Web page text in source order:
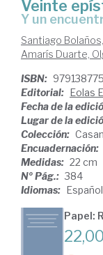
Veinte
y un
Santiago
Amarís Duarte,
ISBN:
Editorial:
Eolas
Fecha de la
Lugar de la
Colección:
Encuadernación:
Medidas: 22 cm
Nº Pág.: 384
Idiomas:
Español
Papel: